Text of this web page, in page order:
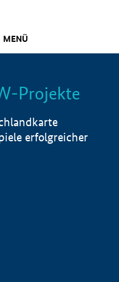
MENÜ
Info
Projekte
erfolgreicher